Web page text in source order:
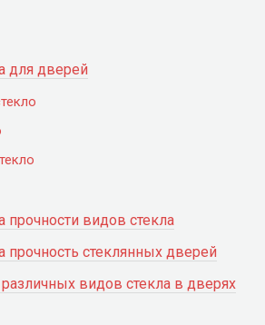
для дверей
прочности видов стекла
стеклянных дверей
видов стекла в дверях